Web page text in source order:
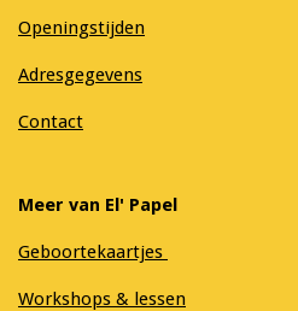
Openingstijden
Adresgegevens
Contact
Meer van El' Papel
Geboortekaartjes
Workshops & lessen